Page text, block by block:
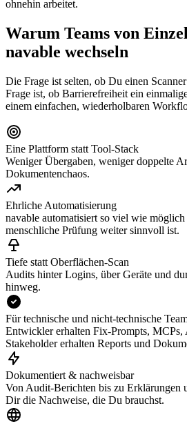
ohnehin arbeitet.
Warum Teams von
navable wechseln
Die Frage ist selten, ob Du einen
Frage ist, ob Barrierefreiheit ein
einem einfachen, wiederholbaren
Eine Plattform statt Tool-Stack
Weniger Übergaben, weniger doppelte
Dokumentenchaos.
Ehrliche Automatisierung
navable automatisiert so viel wie
menschliche Prüfung weiter sinnvoll ist.
Tiefe statt Oberflächen-Scan
Audits hinter Logins, über Geräte und
hinweg.
Für technische und nicht-technische
Entwickler erhalten Fix-Prompts, MCPs,
Stakeholder erhalten Reports und
Dokumentiert & nachweisbar
Von Audit-Berichten bis zu Erklärungen
Dir die Nachweise, die Du brauchst.